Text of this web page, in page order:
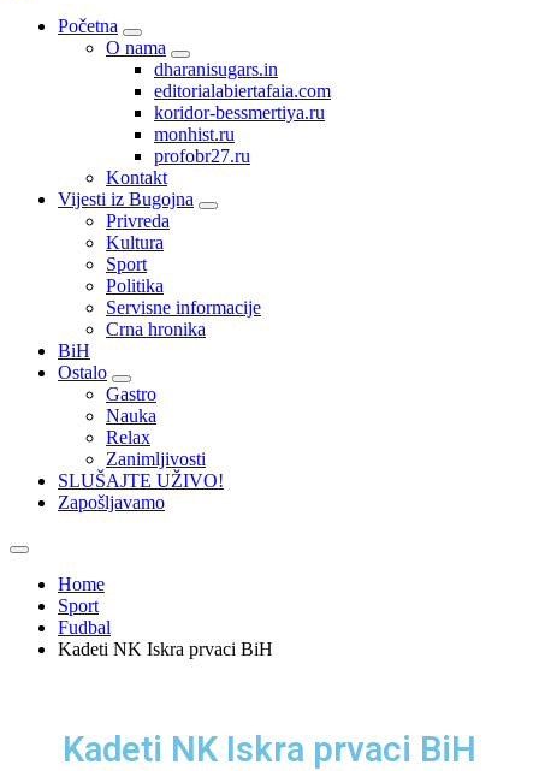
Početna
O nama
dharanisugars.in
editorialabiertafaia.com
koridor-bessmertiya.ru
monhist.ru
profobr27.ru
Kontakt
Vijesti iz Bugojna
Privreda
Kultura
Sport
Politika
Servisne informacije
Crna hronika
BiH
Ostalo
Gastro
Nauka
Relax
Zanimljivosti
SLUŠAJTE UŽIVO!
Zapošljavamo
Home
Sport
Fudbal
Kadeti NK Iskra prvaci BiH
Kadeti NK Iskra prvaci BiH